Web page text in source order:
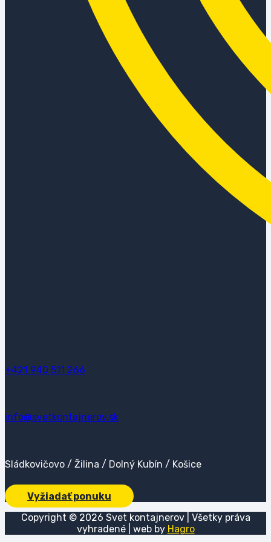
+421 940 511 266
info@svetkontajnerov.sk
Sládkovičovo / Žilina / Dolný Kubín / Košice
Vyžiadať ponuku
Copyright © 2026 Svet kontajnerov | Všetky práva
vyhradené | web by Hagro